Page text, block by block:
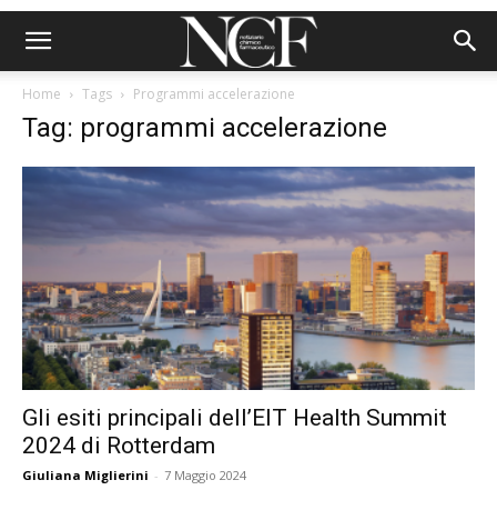
Home Tags Programmi accelerazione
Tag: programmi accelerazione
Gli esiti principali dell’EIT Health Summit
2024 di Rotterdam
Giuliana Miglierini - 7 Maggio 2024